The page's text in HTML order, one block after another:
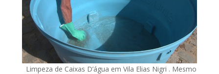
Limpeza de Caixas D’água em Vila Elias Nigri . Mesmo